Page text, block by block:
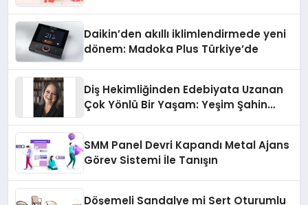
Daikin’den akıllı iklimlendirmede yeni
dönem: Madoka Plus Türkiye’de
Diş Hekimliğinden Edebiyata Uzanan
Çok Yönlü Bir Yaşam: Yeşim Şahin
SMM Panel Devri Kapandı Metal Ajans
Görev Sistemi İle Tanışın
Döşemeli Sandalye mi Sert Oturumlu